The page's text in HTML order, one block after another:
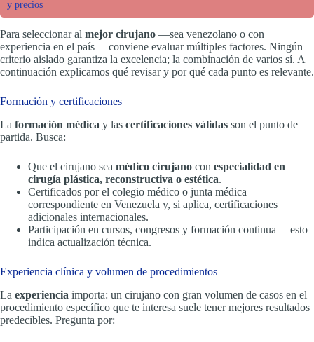
y precios
Para seleccionar al mejor cirujano —sea venezolano o con
experiencia en el país— conviene evaluar múltiples factores. Ningún
criterio aislado garantiza la excelencia; la combinación de varios sí. A
continuación explicamos qué revisar y por qué cada punto es relevante.
Formación y certificaciones
La formación médica y las certificaciones válidas son el punto de
partida. Busca:
Que el cirujano sea médico cirujano con especialidad en
cirugía plástica, reconstructiva o estética.
Certificados por el colegio médico o junta médica
correspondiente en Venezuela y, si aplica, certificaciones
adicionales internacionales.
Participación en cursos, congresos y formación continua —esto
indica actualización técnica.
Experiencia clínica y volumen de procedimientos
La experiencia importa: un cirujano con gran volumen de casos en el
procedimiento específico que te interesa suele tener mejores resultados
predecibles. Pregunta por: